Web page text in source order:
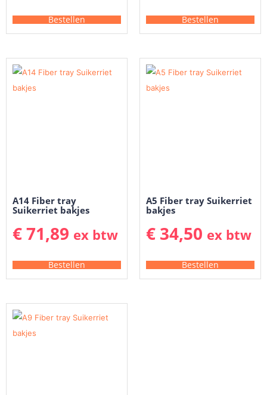
Bestellen Bestellen
A14 Fiber tray
Suikerriet bakjes
€71,89 ex btw
Bestellen
A5 Fiber tray Suikerriet
bakjes
€ 34,50 ex btw
Bestellen